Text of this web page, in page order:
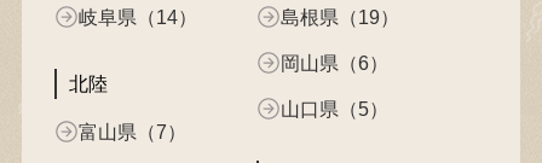
岐阜県（14）
北陸
富山県（7）
島根県（19）
岡山県（6）
山口県（5）